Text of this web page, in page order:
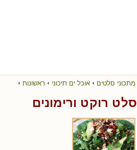
מתכוני סלטים › אוכל ים תיכוני › ראשונות ›
סלט רוקט ורימונים